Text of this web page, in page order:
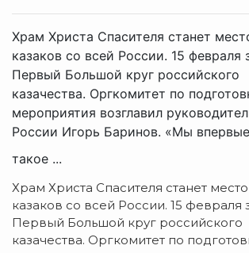
Храм Христа Спасителя станет
казаков со всей России. 15 февраля
Первый Большой круг российского
казачества. Оргкомитет по
мероприятия возглавил
России Игорь Баринов. «Мы
такое ...
Храм Христа Спасителя станет
казаков со всей России. 15 февраля
Первый Большой круг российского
казачества. Оргкомитет по